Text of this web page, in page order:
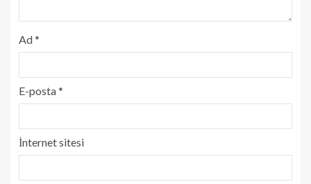
Ad*
E-posta*
İnternet sitesi